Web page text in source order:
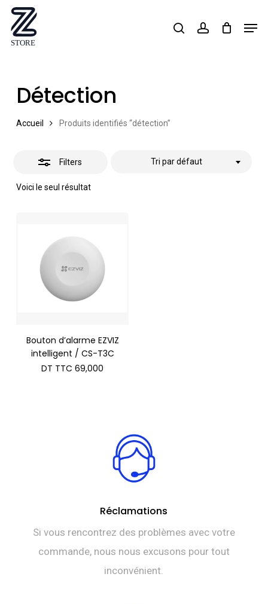
Skip
main
searchaccount
Détection
Accueil Produits identifiés “détection”
Filters
Voici le seul résultat
Tri par défaut
Close
Bouton d’alarme EZVIZ
intelligent / CS-T3C
DT TTC 69,000
Réclamations
Si vous rencontrez des problèmes avec votre
commande, nous nous excusons pour tout
inconvénient.